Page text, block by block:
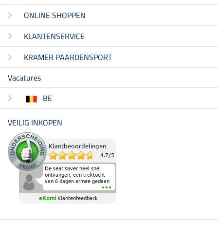
ONLINE SHOPPEN
KLANTENSERVICE
KRAMER PAARDENSPORT
Vacatures
BE
VEILIG INKOPEN
Klantbeoordelingen
4.7/5
De seat saver heel snel
ontvangen, een trektocht
van 6 dagen ermee gedaan
en deze heeft de beproeving
fantastisch doorstaan.
Heerlijk zacht om op te
elkaar in het zadel.
eKomi Klantenfeedback